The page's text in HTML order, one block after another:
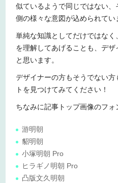
似ているようで同じではない
側の様々な意図が込められてい
単純な知識としてだけではな
を理解してあげることも、デ
と思います。
デザイナーの方もそうでない
トを見つけてみてください！
ちなみに記事トップ画像のフォ
游明朝
貂明朝
小塚明朝 Pro
ヒラギノ明朝 Pro
凸版文久明朝